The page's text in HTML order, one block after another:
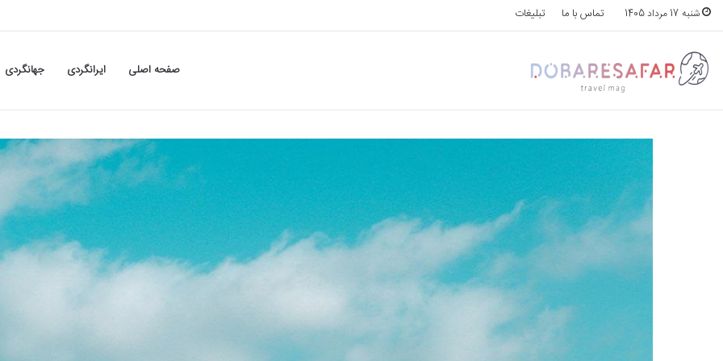
شنبه 17 مرداد 1405 تماس با ما تبلیغات
صفحه اصلی ایرانگردی جهانگردی